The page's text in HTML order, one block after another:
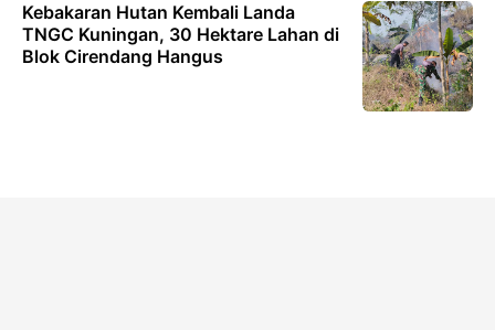
Kebakaran Hutan Kembali Landa
TNGC Kuningan, 30 Hektare Lahan di
Blok Cirendang Hangus